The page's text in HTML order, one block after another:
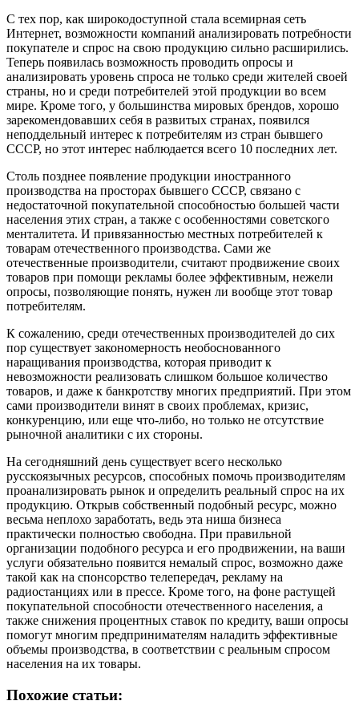
С тех пор, как широкодоступной стала всемирная сеть
Интернет, возможности компаний анализировать потребности
покупателе и спрос на свою продукцию сильно расширились.
Теперь появилась возможность проводить опросы и
анализировать уровень спроса не только среди жителей своей
страны, но и среди потребителей этой продукции во всем
мире. Кроме того, у большинства мировых брендов, хорошо
зарекомендовавших себя в развитых странах, появился
неподдельный интерес к потребителям из стран бывшего
СССР, но этот интерес наблюдается всего 10 последних лет.
Столь позднее появление продукции иностранного
производства на просторах бывшего СССР, связано с
недостаточной покупательной способностью большей части
населения этих стран, а также с особенностями советского
менталитета. И привязанностью местных потребителей к
товарам отечественного производства. Сами же
отечественные производители, считают продвижение своих
товаров при помощи рекламы более эффективным, нежели
опросы, позволяющие понять, нужен ли вообще этот товар
потребителям.
К сожалению, среди отечественных производителей до сих
пор существует закономерность необоснованного
наращивания производства, которая приводит к
невозможности реализовать слишком большое количество
товаров, и даже к банкротству многих предприятий. При этом
сами производители винят в своих проблемах, кризис,
конкуренцию, или еще что-либо, но только не отсутствие
рыночной аналитики с их стороны.
На сегодняшний день существует всего несколько
русскоязычных ресурсов, способных помочь производителям
проанализировать рынок и определить реальный спрос на их
продукцию. Открыв собственный подобный ресурс, можно
весьма неплохо заработать, ведь эта ниша бизнеса
практически полностью свободна. При правильной
организации подобного ресурса и его продвижении, на ваши
услуги обязательно появится немалый спрос, возможно даже
такой как на спонсорство телепередач, рекламу на
радиостанциях или в прессе. Кроме того, на фоне растущей
покупательной способности отечественного населения, а
также снижения процентных ставок по кредиту, ваши опросы
помогут многим предпринимателям наладить эффективные
объемы производства, в соответствии с реальным спросом
населения на их товары.
Похожие статьи: